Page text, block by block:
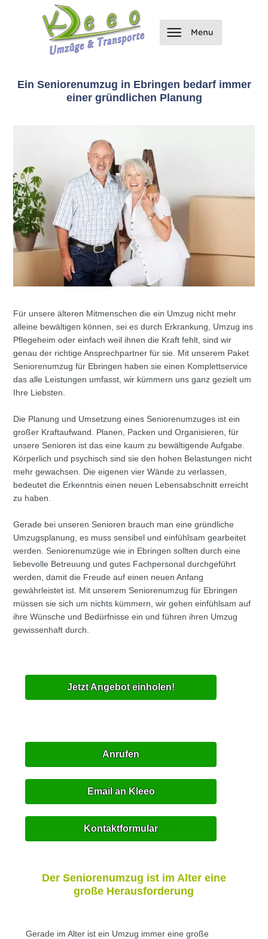
Ein Seniorenumzug in Ebringen bedarf immer
einer gründlichen Planung
Für unsere älteren Mitmenschen die ein Umzug nicht mehr
alleine bewältigen können, sei es durch Erkrankung, Umzug ins
Pflegeheim oder einfach weil ihnen die Kraft fehlt, sind wir
genau der richtige Ansprechpartner für sie. Mit unserem Paket
Seniorenumzug für Ebringen haben sie einen Komplettservice
das alle Leistungen umfasst, wir kümmern uns ganz gezielt um
Ihre Liebsten.
Die Planung und Umsetzung eines Seniorenumzuges ist ein
großer Kraftaufwand. Planen, Packen und Organisieren, für
unsere Senioren ist das eine kaum zu bewältigende Aufgabe.
Körperlich und psychisch sind sie den hohen Belastungen nicht
mehr gewachsen. Die eigenen vier Wände zu verlassen,
bedeutet die Erkenntnis einen neuen Lebensabschnitt erreicht
zu haben.
Gerade bei unseren Senioren brauch man eine gründliche
Umzugsplanung, es muss sensibel und einfühlsam gearbeitet
werden. Seniorenumzüge wie in Ebringen sollten durch eine
liebevolle Betreuung und gutes Fachpersonal durchgeführt
werden, damit die Freude auf einen neuen Anfang
gewährleistet ist. Mit unserem Seniorenumzug für Ebringen
müssen sie sich um nichts kümmern, wir gehen einfühlsam auf
ihre Wünsche und Bedürfnisse ein und führen ihren Umzug
gewissenhaft durch.
Jetzt Angebot einholen!
Anrufen
Email an Kleeo
Kontaktformular
Der Seniorenumzug ist im Alter eine
große Herausforderung
Gerade im Alter ist ein Umzug immer eine große